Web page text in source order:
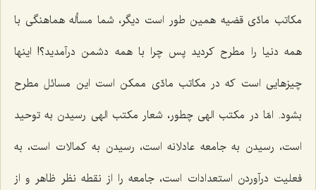
مكاتب مادّی قضیه همین طور است دیگر، شما مسأله هماهنگی با
همه دنیا را مطرح كردید پس چرا با همه دشمن درآمدید؟! اینها
چیزهایی است كه در مكاتب مادّی ممكن است این مسائل مطرح
بشود. امّا در مكتب الهی چطور، شعار مكتب الهی رسیدن به توحید
است، رسیدن به جامعه عادلانه است، رسیدن به كمالات است، به
فعلیت درآوردن استعدادات است، جامعه را از نقطه نظر ظاهر و از